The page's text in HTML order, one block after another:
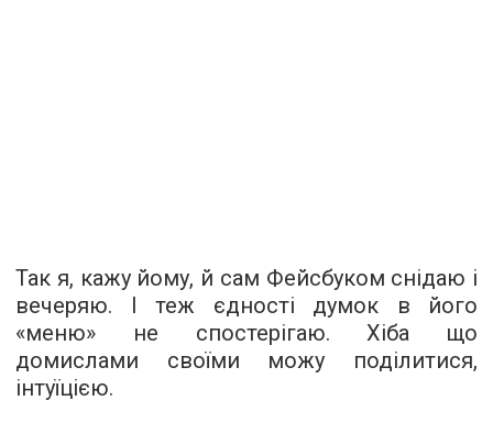
Так я, кажу йому, й сам Фейсбуком снідаю і
вечеряю. І теж єдності думок в його
«меню» не спостерігаю. Хіба що
домислами своїми можу поділитися,
інтуїцією.